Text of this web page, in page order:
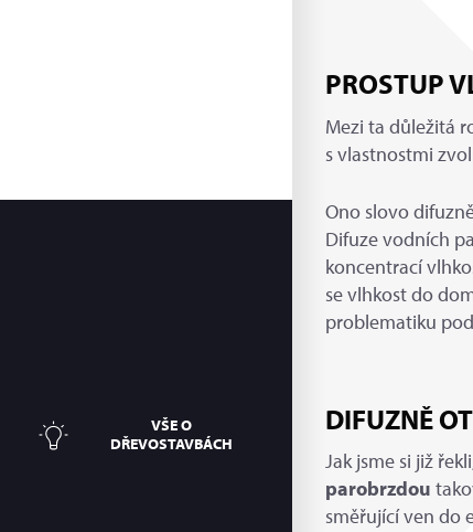
VŠE O
DŘEVOSTAVBÁCH
PROSTUP
Mezi ta důležitá
s vlastnostmi
Ono slovo
Difuze vodních
koncentrací
se vlhkost do
problematiku
DIFUZNĚ
Jak jsme si již
parobrzdou
směřující ven do